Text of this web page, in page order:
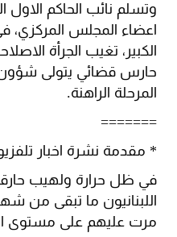
وتسلم نائب الحاكم الاول
اعضاء المجلس المركزي،
الكبير، تغيب الجرأة
حارس قضائي يتولى
المرحلة الراهنة.
=======
* مقدمة نشرة اخبار
في ظل حرارة ولهيب
اللبنانيون ما تبقى من
مرت عليهم على مستوى